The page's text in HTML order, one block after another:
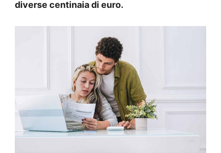
diverse centinaia di euro.